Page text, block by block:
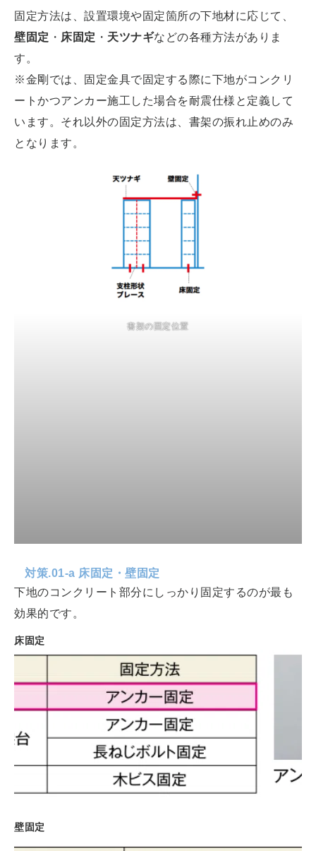
固定方法は、設置環境や固定箇所の下地材に応じて、
壁固定 ・ 床固定 ・ 天ツナギなどの各種方法がありま
す。
※金剛では、固定金具で固定する際に下地がコンクリ
ートかつアンカー施工した場合を耐震仕様と定義して
います。それ以外の固定方法は、書架の振れ止めのみ
となります。
書架の固定位置
対策.01-a 床固定・壁固定
下地のコンクリート部分にしっかり固定するのが最も
効果的です。
床固定
壁固定